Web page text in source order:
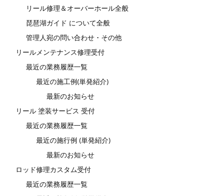
リール修理＆オーバーホール全般
琵琶湖ガイド について全般
管理人宛の問い合わせ・その他
リールメンテナンス修理受付
最近の業務履歴一覧
最近の施工例(単発紹介)
最新のお知らせ
リール 塗装サービス 受付
最近の業務履歴一覧
最近の施行例 (単発紹介)
最新のお知らせ
ロッド修理カスタム受付
最近の業務履歴一覧